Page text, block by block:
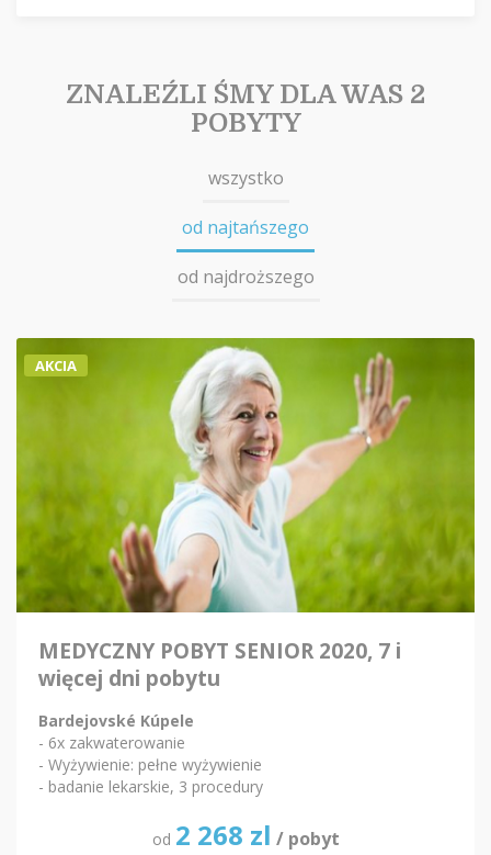
ZNALEŹLI ŚMY DLA WAS 2
POBYTY
wszystko
od najtańszego
od najdroższego
AKCIA
MEDYCZNY POBYT SENIOR 2020, 7 i
więcej dni pobytu
Bardejovské Kúpele
- 6x zakwaterowanie
- Wyżywienie: pełne wyżywienie
- badanie lekarskie, 3 procedury
od 2 268 zl / pobyt